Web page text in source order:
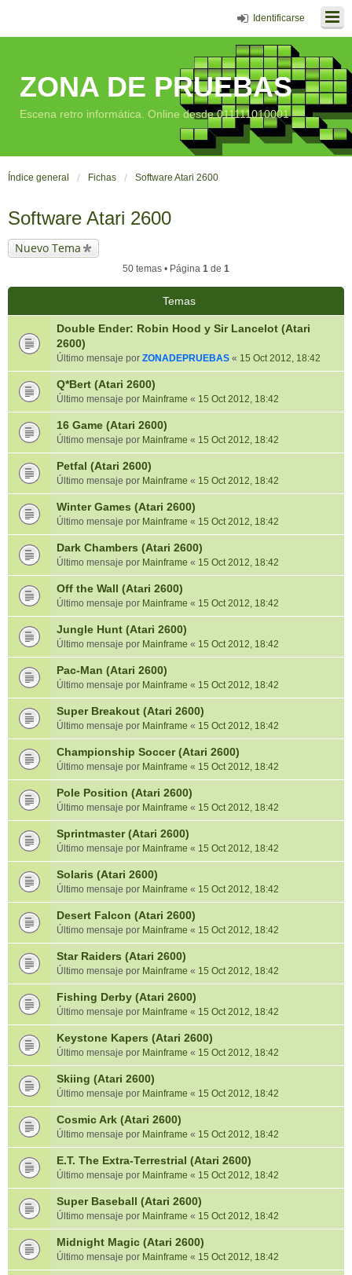
Identificarse
ZONA DE PRUEBAS
Escena retro informática. Online desde 011111010001
Índice general Fichas Software Atari 2600
Software Atari 2600
Nuevo Tema
50 temas • Página 1 de 1
Temas
Double Ender: Robin Hood y Sir Lancelot (Atari
2600)
Último mensaje por ZONADEPRUEBAS « 15 Oct 2012, 18:42
Q*Bert (Atari 2600)
Último mensaje por Mainframe « 15 Oct 2012, 18:42
16 Game (Atari 2600)
Último mensaje por Mainframe « 15 Oct 2012, 18:42
Petfal (Atari 2600)
Último mensaje por Mainframe « 15 Oct 2012, 18:42
Winter Games (Atari 2600)
Último mensaje por Mainframe « 15 Oct 2012, 18:42
Dark Chambers (Atari 2600)
Último mensaje por Mainframe « 15 Oct 2012, 18:42
Off the Wall (Atari 2600)
Último mensaje por Mainframe « 15 Oct 2012, 18:42
Jungle Hunt (Atari 2600)
Último mensaje por Mainframe « 15 Oct 2012, 18:42
Pac-Man (Atari 2600)
Último mensaje por Mainframe « 15 Oct 2012, 18:42
Super Breakout (Atari 2600)
Último mensaje por Mainframe « 15 Oct 2012, 18:42
Championship Soccer (Atari 2600)
Último mensaje por Mainframe « 15 Oct 2012, 18:42
Pole Position (Atari 2600)
Último mensaje por Mainframe « 15 Oct 2012, 18:42
Sprintmaster (Atari 2600)
Último mensaje por Mainframe « 15 Oct 2012, 18:42
Solaris (Atari 2600)
Último mensaje por Mainframe « 15 Oct 2012, 18:42
Desert Falcon (Atari 2600)
Último mensaje por Mainframe « 15 Oct 2012, 18:42
Star Raiders (Atari 2600)
Último mensaje por Mainframe « 15 Oct 2012, 18:42
Fishing Derby (Atari 2600)
Último mensaje por Mainframe « 15 Oct 2012, 18:42
Keystone Kapers (Atari 2600)
Último mensaje por Mainframe « 15 Oct 2012, 18:42
Skiing (Atari 2600)
Último mensaje por Mainframe « 15 Oct 2012, 18:42
Cosmic Ark (Atari 2600)
Último mensaje por Mainframe « 15 Oct 2012, 18:42
E.T. The Extra-Terrestrial (Atari 2600)
Último mensaje por Mainframe « 15 Oct 2012, 18:42
Super Baseball (Atari 2600)
Último mensaje por Mainframe « 15 Oct 2012, 18:42
Midnight Magic (Atari 2600)
Último mensaje por Mainframe « 15 Oct 2012, 18:42